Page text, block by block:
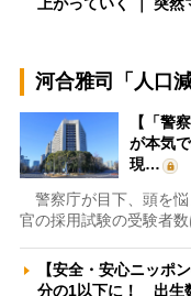
上がっていく ｜ 突
河合雅司「人口
【「警
が本気
現…
警察庁が目下、頭を悩
官の採用試験の受験者
【安全・安心ニッポ
分の1以下に！ 出生